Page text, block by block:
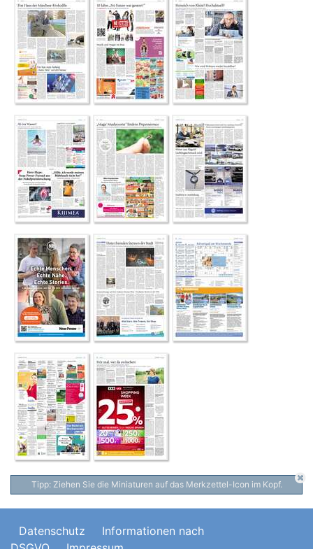
Tipp: Ziehen Sie die Miniaturen auf das Merkzettel-Icon im Kopf.
Datenschutz
Informationen nach